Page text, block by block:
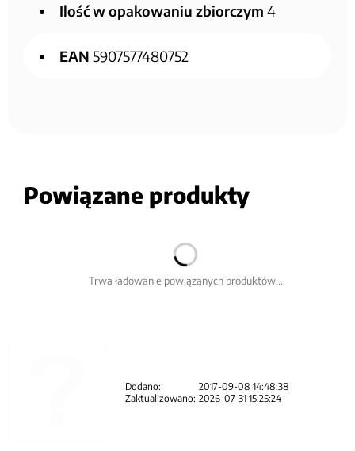
Ilość w opakowaniu zbiorczym 4
EAN 5907577480752
Powiązane produkty
Trwa ładowanie powiązanych produktów...
Dodano:
2017-09-08 14:48:38
Zaktualizowano: 2026-07-31 15:25:24